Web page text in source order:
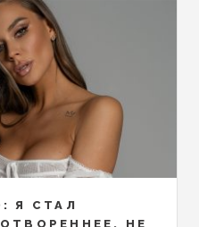
Я СТАЛ
НЕ